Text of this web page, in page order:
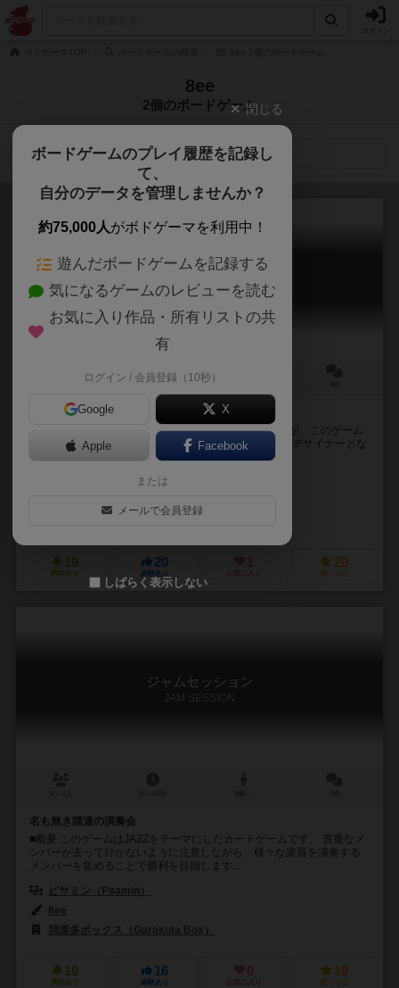
8ee
2個のボードゲーム
検索メニュー
トレンドカラー
Trend Color
30～45分
ファッションデザイナーになって流行を操作しよう！
今年の流行色って何色ですか！？ それを決められるのが、このゲーム
『TREND COLOR』です！ プレイヤーはファッションデザイナーとな
り、色彩豊かなファッション...
ピサミン（Psamin）
19
興味あり
20
経験あり お気に入り
20
持ってる
ジャムセッション
JAM SESSION
名も無き猫達の演奏会
■概要 このゲームはJAZZをテーマにしたカードゲームです。 貴重なメ
ンバーが去って行かないように注意しながら、様々な楽器を演奏する
メンバーを集めることで勝利を目指します...
ピサミン（Psamin）
8ee
我楽多ボックス（Garakuta Box）
10
興味あり
16
経験あり
0
お気に入り
19
持ってる
閉じる
ボードゲームのプレイ履歴を記録し
て、
自分のデータを管理しませんか？
約75,000人がボドゲーマを利用中！
遊んだボードゲームを記録する
気になるゲームのレビューを読む
お気に入り作品・所有リストの共
有
ログイン / 会員登録（10秒）
Google X
Apple Facebook
または
メールで会員登録
しばらく表示しない